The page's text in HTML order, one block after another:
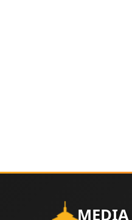
MEDIA